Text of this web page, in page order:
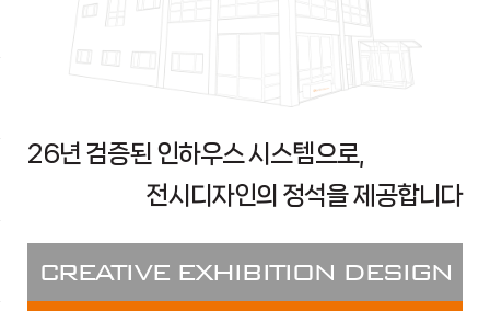
26년 검증된 인하우스 시스템으로,
전시디자인의 정석을 제공합니다
CREATIVE EXHIBITION DESIGN